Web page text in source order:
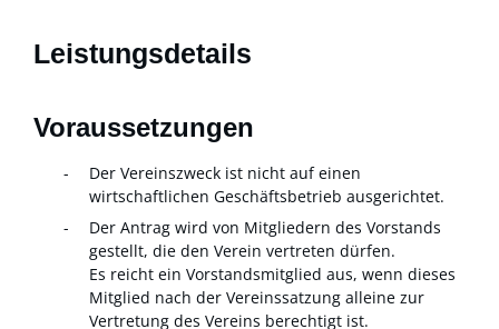
Leistungsdetails
Voraussetzungen
Der Vereinszweck ist nicht auf einen
wirtschaftlichen Geschäftsbetrieb ausgerichtet.
Der Antrag wird von Mitgliedern des Vorstands
gestellt, die den Verein vertreten dürfen.
Es reicht ein Vorstandsmitglied aus, wenn dieses
Mitglied nach der Vereinssatzung alleine zur
Vertretung des Vereins berechtigt ist.